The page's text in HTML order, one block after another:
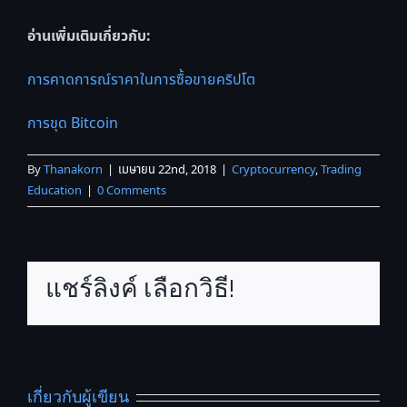
อ่านเพิ่มเติมเกี่ยวกับ:
การคาดการณ์ราคาในการซื้อขายคริปโต
การขุด Bitcoin
ByThanakorn | เมษายน 22nd, 2018 | Cryptocurrency,Trading
Education | 0 Comments
แชร์ลิงค์ เลือกวิธี!
เกี่ยวกับผู้เขียน